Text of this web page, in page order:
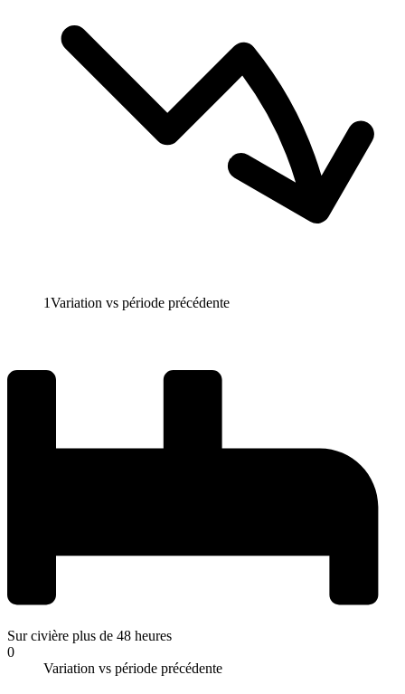
1Variation vs période précédente
Sur civière plus de 48 heures
0
Variation vs période précédente